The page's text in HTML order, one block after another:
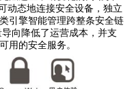
动态地连接安全设备，独立
引擎智能管理跨整条安全链
向降低了运营成本，并支
用的安全服务。